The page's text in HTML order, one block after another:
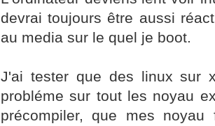
devrai toujours être aussi
au media sur le quel je boot.
J'ai tester que des linux sur
probléme sur tout les noyau
précompiler, que mes